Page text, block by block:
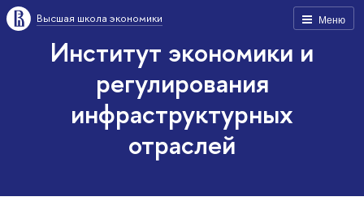
Меню
Высшая школа экономики
Институт экономики и
регулирования
инфраструктурных
отраслей